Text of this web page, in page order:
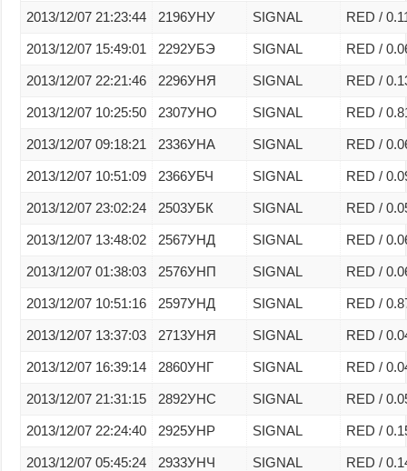
2013/12/07 21:23:44 2196УНУ SIGNAL RED /
2013/12/07 15:49:01 2292УБЭ SIGNAL RED /
2013/12/07 22:21:46 2296УНЯ SIGNAL RED /
2013/12/07 10:25:50 2307УНО SIGNAL RED /
2013/12/07 09:18:21 2336УНА SIGNAL RED /
2013/12/07 10:51:09 2366УБЧ SIGNAL RED /
2013/12/07 23:02:24 2503УБК SIGNAL RED /
2013/12/07 13:48:02 2567УНД SIGNAL RED /
2013/12/07 01:38:03 2576УНП SIGNAL RED /
2013/12/07 10:51:16 2597УНД SIGNAL RED /
2013/12/07 13:37:03 2713УНЯ SIGNAL RED /
2013/12/07 16:39:14 2860УНГ SIGNAL RED /
2013/12/07 21:31:15 2892УНС SIGNAL RED /
2013/12/07 22:24:40 2925УНР SIGNAL RED /
2013/12/07 05:45:24 2933УНЧ SIGNAL RED /